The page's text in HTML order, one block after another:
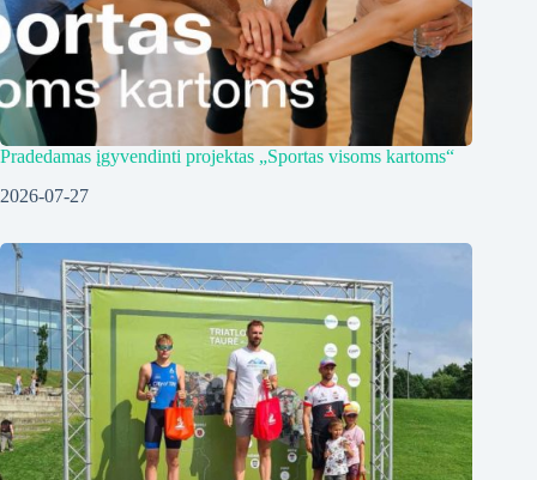
Pradedamas įgyvendinti projektas „Sportas visoms kartoms“
2026-07-27